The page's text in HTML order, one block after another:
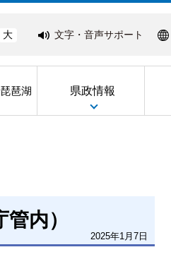
大 文字・音声サポート
琶湖 県政情報
内）
2025年1月7日